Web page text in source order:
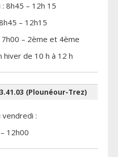
: 8h45 – 12h 15
– 12h15
– 2ème et 4ème
hiver de 10 h à 12 h
(Plounéour-Trez)
vendredi :
12h00